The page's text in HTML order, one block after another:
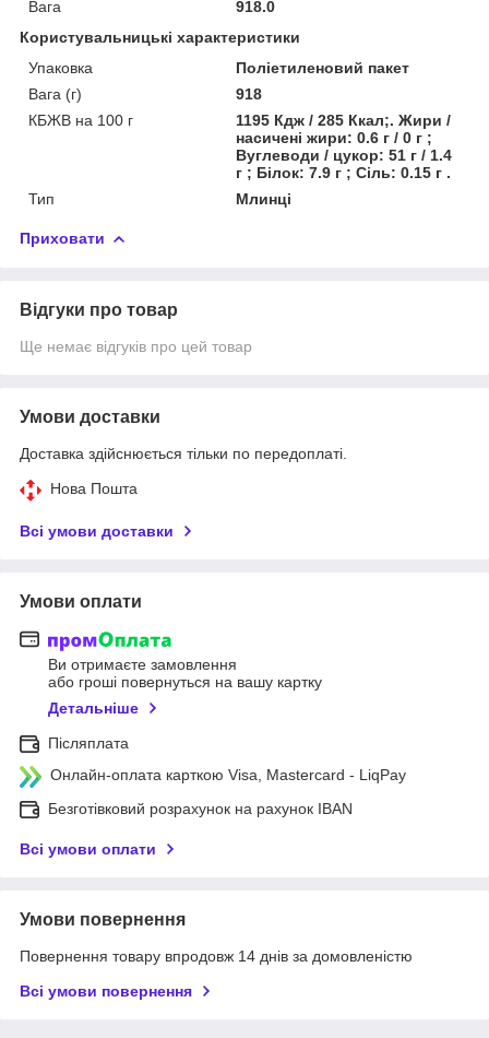
Вага
918.0
Користувальницькі характеристики
Упаковка
Поліетиленовий пакет
Вага (г)
918
КБЖВ на 100 г
1195 Кдж / 285 Ккал;. Жири /
насичені жири: 0.6 г / 0 г ;
Вуглеводи / цукор: 51 г / 1.4
г ; Білок: 7.9 г ; Сіль: 0.15 г .
Тип
Млинці
Приховати
Відгуки про товар
Ще немає відгуків про цей товар
Умови доставки
Доставка здійснюється тільки по передоплаті.
Нова Пошта
Всі умови доставки
Умови оплати
Ви отримаєте замовлення
або гроші повернуться на вашу картку
Детальніше
Післяплата
Онлайн-оплата карткою Visa, Mastercard - LiqPay
Безготівковий розрахунок на рахунок IBAN
Всі умови оплати
Умови повернення
Повернення товару впродовж 14 днів за домовленістю
Всі умови повернення